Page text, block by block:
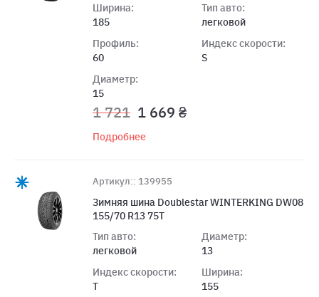
Ширина:
185
Профиль:
60
Диаметр:
15
Тип авто:
легковой
Индекс скорости:
S
1 721 1 669 ₴
Подробнее
Артикул:: 139955
Зимняя шина Doublestar WINTERKING DW08
155/70 R13 75T
Тип авто:
легковой
Индекс скорости:
T
Диаметр:
13
Ширина:
155